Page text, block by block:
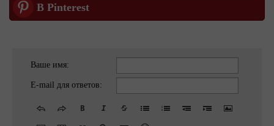
В Pinterest
Ваше имя:
E-mail для ответов: